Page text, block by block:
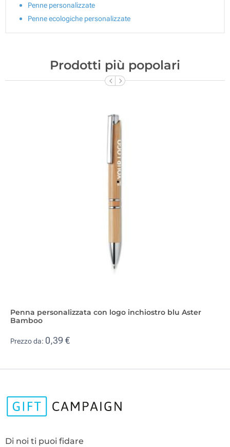
Penne personalizzate
Penne ecologiche personalizzate
Prodotti più popolari
Penna personalizzata con logo inchiostro blu Aster
Bamboo
Prezzo da: 0,39 €
Di noi ti puoi fidare